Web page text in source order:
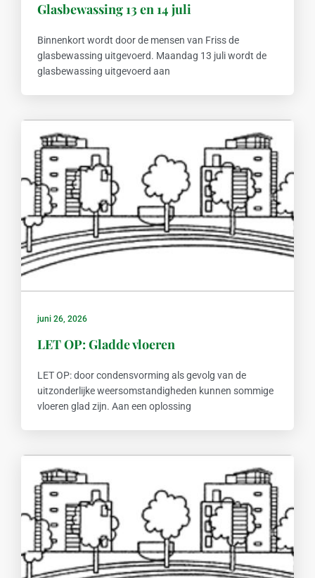
Glasbewassing 13 en 14 juli
Binnenkort wordt door de mensen van Friss de
glasbewassing uitgevoerd. Maandag 13 juli wordt de
glasbewassing uitgevoerd aan
juni 26, 2026
LET OP: Gladde vloeren
LET OP: door condensvorming als gevolg van de
uitzonderlijke weersomstandigheden kunnen sommige
vloeren glad zijn. Aan een oplossing